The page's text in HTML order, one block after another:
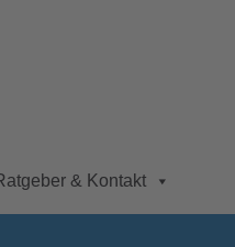
& Kontakt